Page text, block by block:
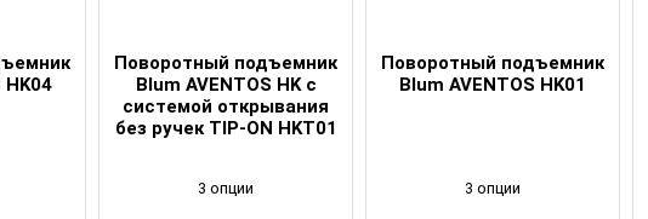
HK04
Поворотный подъемник
Blum AVENTOS HK с
системой открывания
без ручек TIP-ON HKT01
3 опции
Поворотный подъемник
Blum AVENTOS HK01
3 опции